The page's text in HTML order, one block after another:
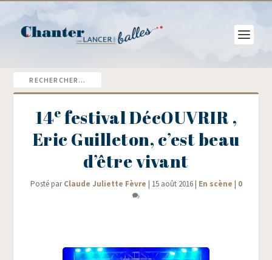
14e festival DécOUVRIR ,
Eric Guilleton, c’est beau
d’être vivant
Posté parClaude Juliette Fèvre | 15 août 2016| En scène | 0